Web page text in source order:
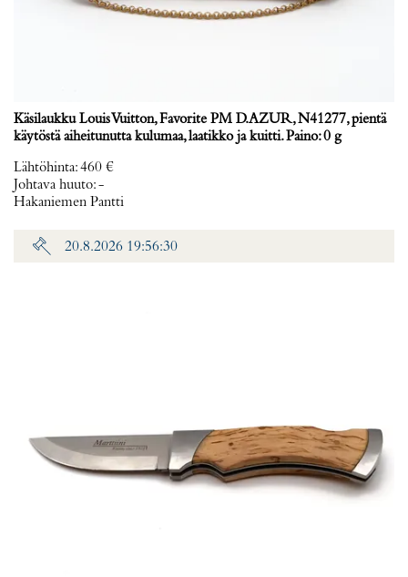
Käsilaukku Louis Vuitton, Favorite PM D.AZUR, N41277, pientä
käytöstä aiheitunutta kulumaa, laatikko ja kuitti. Paino: 0 g
Lähtöhinta:460 €
Johtava huuto:-
Hakaniemen Pantti
20.8.2026 19:56:30